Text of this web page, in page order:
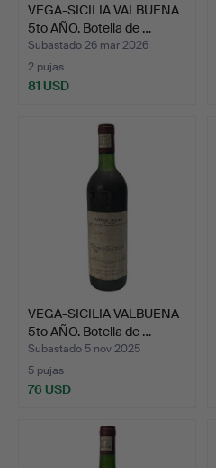
VEGA-SICILIA VALBUENA
5to AÑO. Botella de …
Subastado 26 mar 2026
2 pujas
81 USD
VEGA-SICILIA VALBUENA
5to AÑO. Botella de …
Subastado 5 nov 2025
5 pujas
76 USD